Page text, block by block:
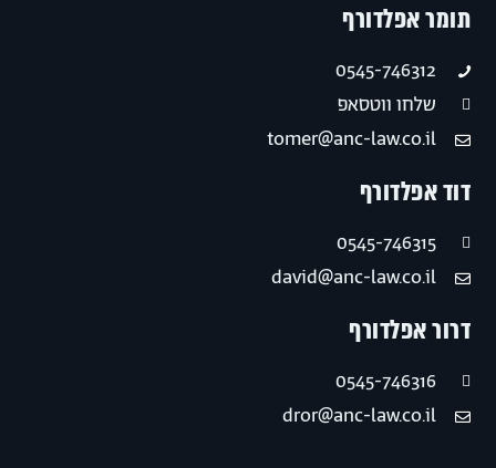
תומר אפלדורף
0545-746312
שלחו ווטסאפ
tomer@anc-law.co.il
דוד אפלדורף
0545-746315
david@anc-law.co.il
דרור אפלדורף
0545-746316
dror@anc-law.co.il